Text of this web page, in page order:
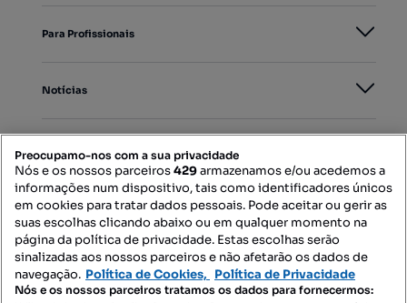
Para Profissionais
Notícias
Mapa do Site
Contacte-nos
Preocupamo-nos com a sua privacidade
Nós e os nossos parceiros429armazenamos e/ou acedemos a
informações num dispositivo, tais como identificadores únicos
em cookies para tratar dados pessoais. Pode aceitar ou gerir as
suas escolhas clicando abaixo ou em qualquer momento na
página da política de privacidade. Estas escolhas serão
sinalizadas aos nossos parceiros e não afetarão os dados de
navegação. Política de Cookies, Política de Privacidade
Nós e os nossos parceiros tratamos os dados para fornecermos: